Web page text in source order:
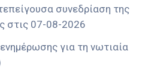
συνεδρίαση της
στις 07-08-2026
για τη νωτιαία